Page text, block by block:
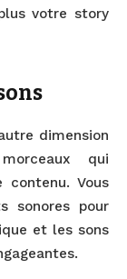
votre story
dimension
qui
contenu. Vous
sonores pour
et les sons